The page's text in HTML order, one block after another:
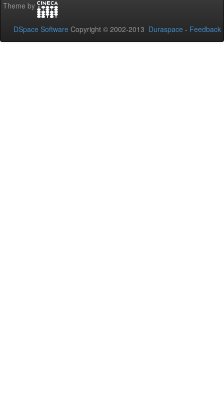
Theme by
DSpace Software Copyright © 2002-2013 Duraspace - Feedback